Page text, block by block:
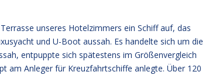
unseres Hotelzimmers ein Schiff auf, das
und U-Boot aussah. Es handelte sich um die
entpuppte sich spätestens im Größenvergleich
am Anleger für Kreuzfahrtschiffe anlegte. Über 120